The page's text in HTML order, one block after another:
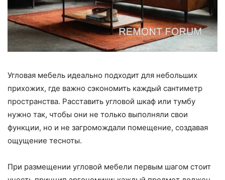
Угловая мебель идеально подходит для небольших
прихожих, где важно сэкономить каждый сантиметр
пространства. Расставить угловой шкаф или тумбу
нужно так, чтобы они не только выполняли свои
функции, но и не загромождали помещение, создавая
ощущение тесноты.
При размещении угловой мебели первым шагом стоит